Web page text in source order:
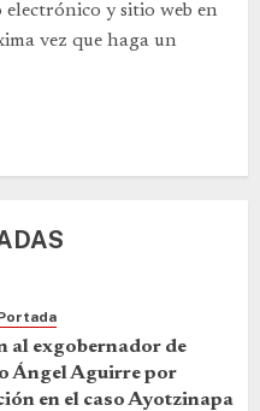
y sitio web en
vez que haga un
al exgobernador de
Ángel Aguirre por
en el caso Ayotzinapa